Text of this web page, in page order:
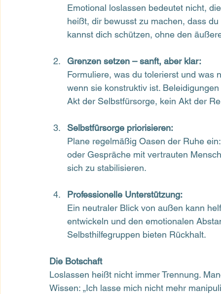
Emotional loslassen bedeutet nicht,
heißt, dir bewusst zu machen, dass
kannst dich schützen, ohne den
Grenzen setzen – sanft, aber klar:
Formuliere, was du tolerierst und was
wenn sie konstruktiv ist.
Akt der Selbstfürsorge, kein Akt der
Selbstfürsorge priorisieren:
Plane regelmäßig Oasen der Ruhe
oder Gespräche mit vertrauten
sich zu stabilisieren.
Professionelle Unterstützung:
Ein neutraler Blick von außen kann
entwickeln und den emotionalen
Selbsthilfegruppen bieten Rückhalt.
Die Botschaft
Loslassen heißt nicht immer Trennung.
Wissen: „Ich lasse mich nicht mehr